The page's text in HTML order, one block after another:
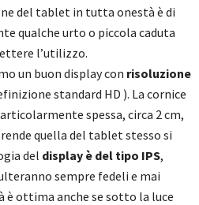
del tablet in tutta onestà è di
qualche urto o piccola caduta
l’utilizzo.
un buon display con risoluzione
standard HD ). La cornice
spessa, circa 2 cm,
quella del tablet stesso si
del display è del tipo IPS,
sempre fedeli e mai
ottima anche se sotto la luce